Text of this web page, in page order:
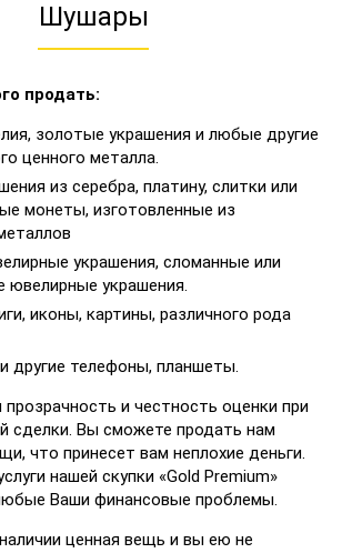
Шушары
продать:
золотые украшения и любые другие
ценного металла.
из серебра, платину, слитки или
монеты, изготовленные из
украшения, сломанные или
ювелирные украшения.
иконы, картины, различного рода
другие телефоны, планшеты.
и честность оценки при
сделки. Вы сможете продать нам
что принесет вам неплохие деньги.
нашей скупки «Gold Premium»
Ваши финансовые проблемы.
ценная вещь и вы ею не